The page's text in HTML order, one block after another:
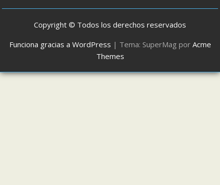
Copyright © Todos los derechos reservados
Funciona gracias a WordPress | Tema: SuperMag por Acme
Themes